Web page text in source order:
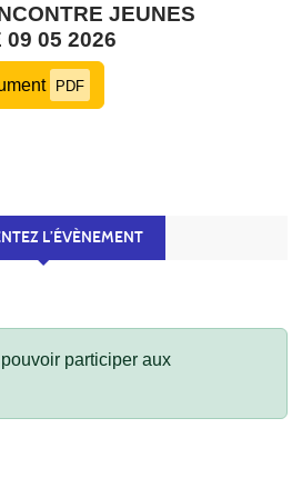
JEUNES
09 05 2026
PDF
L’ÉVÈNEMENT
participer aux